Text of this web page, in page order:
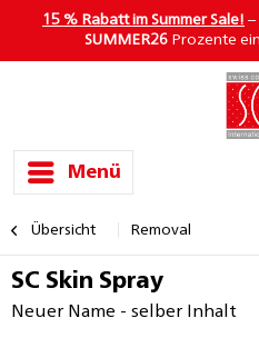
15 % Rabatt im Summer Sale! –
SUMMER26Prozente
Menü
Übersicht Removal
SC Skin Spray
Neuer Name - selber Inhalt